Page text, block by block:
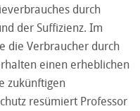
durch
der Suffizienz. Im
die Verbraucher durch
einen erheblichen
zukünftigen
resümiert Professor